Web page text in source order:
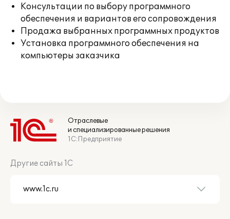
Консультации по выбору программного
обеспечения и вариантов его сопровождения
Продажа выбранных программных продуктов
Установка программного обеспечения на
компьютеры заказчика
Отраслевые
и специализированные решения
1С:Предприятие
Другие сайты 1С